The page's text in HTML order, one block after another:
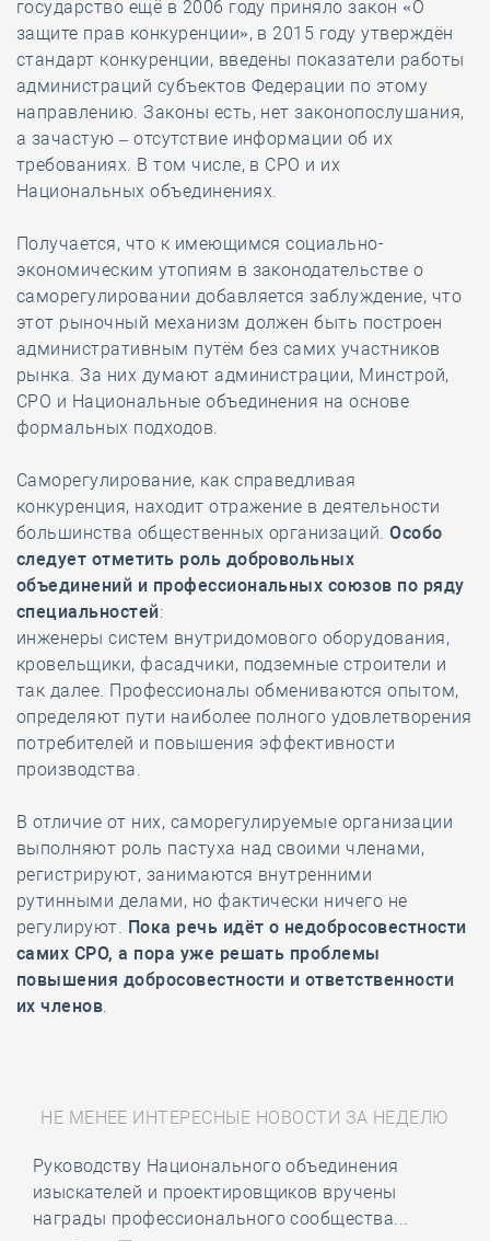
государство ещё в 2006 году приняло закон «О
защите прав конкуренции», в 2015 году утверждён
стандарт конкуренции, введены показатели работы
администраций субъектов Федерации по этому
направлению. Законы есть, нет законопослушания,
а зачастую – отсутствие информации об их
требованиях. В том числе, в СРО и их
Национальных объединениях.
Получается, что к имеющимся социально-
экономическим утопиям в законодательстве о
саморегулировании добавляется заблуждение, что
этот рыночный механизм должен быть построен
административным путём без самих участников
рынка. За них думают администрации, Минстрой,
СРО и Национальные объединения на основе
формальных подходов.
Саморегулирование, как справедливая
конкуренция, находит отражение в деятельности
большинства общественных организаций.Особо
следует отметить роль добровольных
объединений и профессиональных союзов по ряду
специальностей:
инженеры систем внутридомового оборудования,
кровельщики, фасадчики, подземные строители и
так далее. Профессионалы обмениваются опытом,
определяют пути наиболее полного удовлетворения
потребителей и повышения эффективности
производства.
В отличие от них, саморегулируемые организации
выполняют роль пастуха над своими членами,
регистрируют, занимаются внутренними
рутинными делами, но фактически ничего не
регулируют. Пока речь идёт о недобросовестности
самих СРО, а пора уже решать проблемы
повышения добросовестности и ответственности
их членов.
НЕ МЕНЕЕ ИНТЕРЕСНЫЕ НОВОСТИ ЗА НЕДЕЛЮ
Руководству Национального объединения
изыскателей и проектировщиков вручены
награды профессионального сообщества...